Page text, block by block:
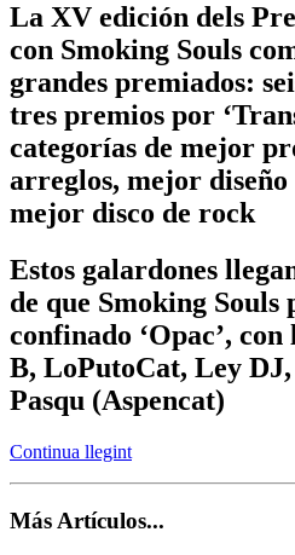
La XV edición dels
con Smoking Souls
grandes premiados:
tres premios por
categorías de mejor
arreglos, mejor
mejor disco de rock
Estos galardones
de que Smoking Souls
confinado ‘Opac’,
B, LoPutoCat, Ley
Pasqu (Aspencat)
Continua llegint
Más Artículos...